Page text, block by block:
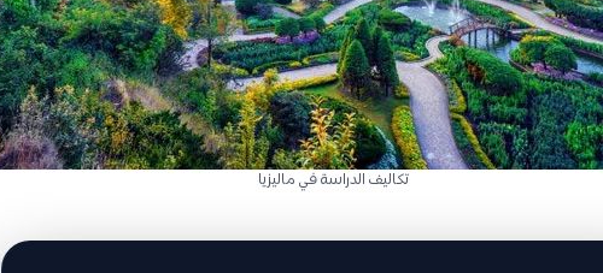
تكاليف الدراسة في ماليزيا